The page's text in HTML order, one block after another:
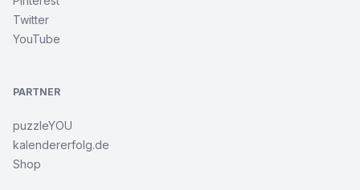
Twitter
YouTube
PARTNER
puzzleYOU
kalendererfolg.de
Shop